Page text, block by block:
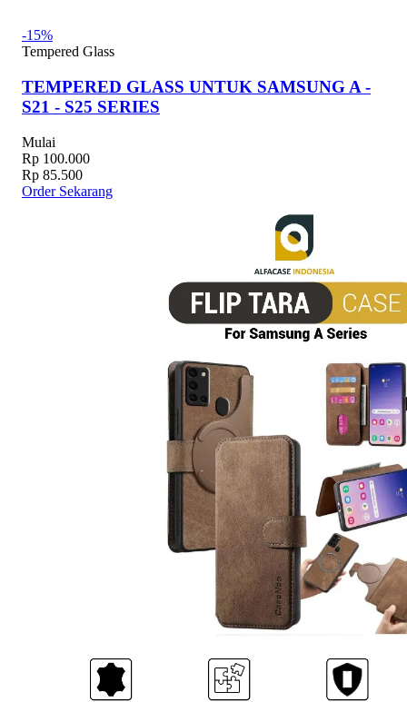
-15%
Tempered Glass
TEMPERED GLASS UNTUK SAMSUNG A -
S21 - S25 SERIES
Mulai
Rp 100.000
Rp 85.500
Order Sekarang